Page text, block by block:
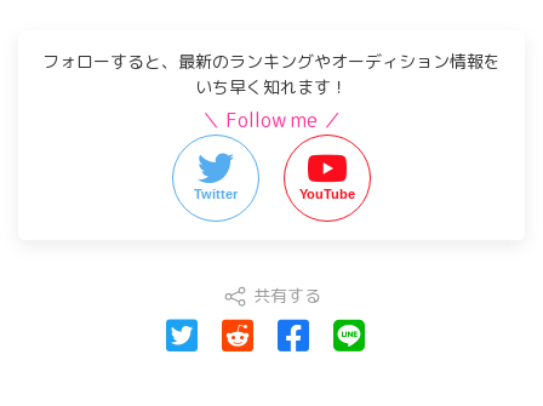
フォローすると、最新のランキングやオーディション情報を
いち早く知れます！
＼ Follow me ／
Twitter YouTube
共有する